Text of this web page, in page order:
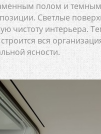
полом и
Светлые
чистоту интерьера.
вся
ясности.